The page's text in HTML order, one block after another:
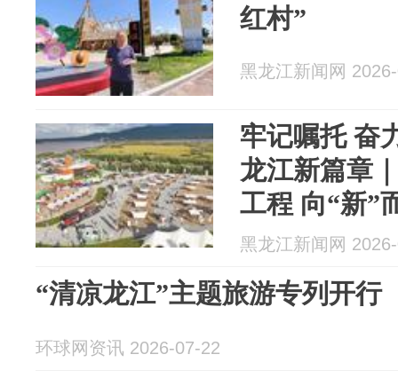
红村”
黑龙江新闻网
牢记嘱托 奋
龙江新篇章
工程 向“新”
黑龙江新闻网
“清凉龙江”主题旅游专列开行
环球网资讯 2026-07-22